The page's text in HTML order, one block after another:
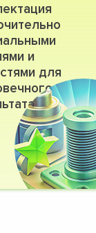
и
для